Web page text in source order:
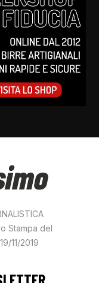
Stampa del
11/2019